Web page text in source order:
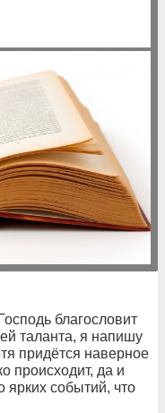
благословит
таланта, я напишу
придётся наверное
происходит, да и
ярких событий, что